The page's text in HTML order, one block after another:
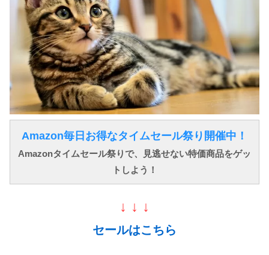
Amazon毎日お得なタイムセール祭り開催中！
Amazonタイムセール祭りで、見逃せない特価商品をゲッ
トしよう！
↓ ↓ ↓
セールはこちら